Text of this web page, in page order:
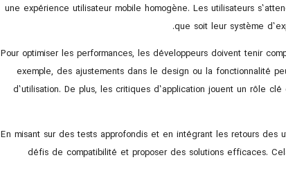
une expérience utilisateur mobile homogène. Les utilisateurs
que soit leur système
Pour optimiser les performances, les développeurs doivent tenir
exemple, des ajustements dans le design ou la fonctionnalité
d’utilisation. De plus, les critiques d’application jouent un rôle
En misant sur des tests approfondis et en intégrant les retours des
défis de compatibilité et proposer des solutions efficaces.